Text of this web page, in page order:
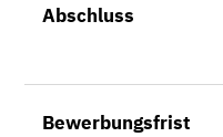
Abschluss
Bewerbungsfrist